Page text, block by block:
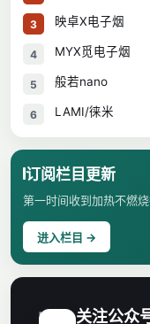
3 映卓X电子烟
4 MYX觅电子烟
5 般若nano
6 LAMI/徕米
订阅栏目更新
第一时间收到加热不燃
进入栏目 →
H 关注公众